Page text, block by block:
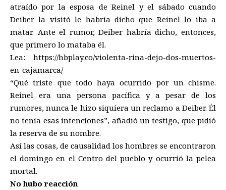
atraído por la esposa de Reinel y el sábado cuando
Deiber la visitó le habría dicho que Reinel lo iba a
matar. Ante el rumor, Deiber habría dicho, entonces,
que primero lo mataba él.
Lea: https://hbplay.co/violenta-rina-dejo-dos-muertos-
en-cajamarca/
“Qué triste que todo haya ocurrido por un chisme.
Reinel era una persona pacífica y a pesar de los
rumores, nunca le hizo siquiera un reclamo a Deiber. Él
no tenía esas intenciones”, añadió un testigo, que pidió
la reserva de su nombre.
Así las cosas, de causalidad los hombres se encontraron
el domingo en el Centro del pueblo y ocurrió la pelea
mortal.
No hubo reacción